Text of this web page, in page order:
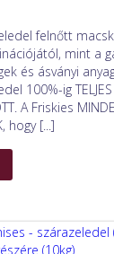
felnőtt
mint a
és ásványi
100%-ig TELJES
A Friskies
hogy [...]